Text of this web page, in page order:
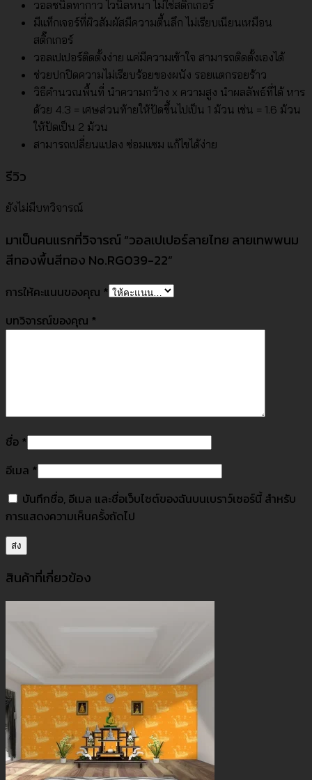
วอลชนิดทากาว ไวนิลหนา ไม่ใช่สติ๊กเกอร์
มีแท็กเจอร์ที่ผิวสัมผัสมีความตื้นลึก ไม่เรียบเนียนเหมือน
สติ๊กเกอร์
วอลเปเปอร์ติดตั้งง่าย แค่มีความเข้าใจ สามารถติดตั้งเองได้
ช่วยปกปิดความไม่เรียบร้อยของผนัง รอยแตกรอยร้าว
วิธีคำนวณพื้นที่ นำความกว้าง x ความสูง นำผลลัพธ์ที่ได้ หาร
ด้วย 4.3 = เศษส่วนท้ายให้ปัดขึ้นไปเป็น 1 ม้วน เช่น = 1.6 ม้วน
ให้ปัดเป็น 2 ม้วน
สามารถเปลี่ยนแปลง ซ่อมแซม แก้ไขได้ง่าย
รีวิว
ยังไม่มีบทวิจารณ์
มาเป็นคนแรกที่วิจารณ์ “วอลเปเปอร์ลายไทย ลายเทพพนม
สีทองพื้นสีทอง No.RG039-22”
การให้คะแนนของคุณ *
บทวิจารณ์ของคุณ *
ชื่อ *
อีเมล *
บันทึกชื่อ, อีเมล และชื่อเว็บไซต์ของฉันบนเบราว์เซอร์นี้ สำหรับ
การแสดงความเห็นครั้งถัดไป
สินค้าที่เกี่ยวข้อง